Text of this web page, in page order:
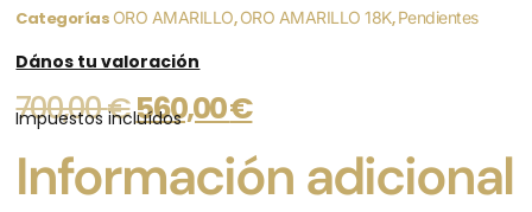
Categorías ORO AMARILLO,ORO AMARILLO 18K,Pendientes
Dános tu valoración
700,00€560,00€
Impuestos incluídos
Información adicional